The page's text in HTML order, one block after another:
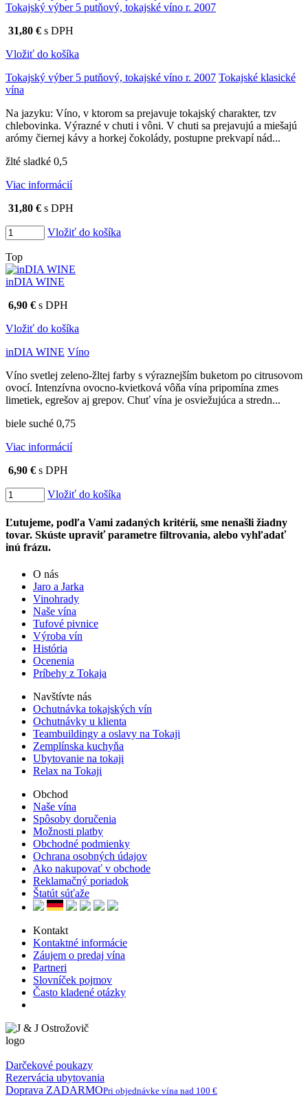
Tokajský výber 5 putňový, tokajské víno r. 2007
31,80 € s DPH
Vložiť do košíka
Tokajský výber 5 putňový, tokajské víno r. 2007 Tokajské klasické
vína
Na jazyku: Víno, v ktorom sa prejavuje tokajský charakter, tzv
chlebovinka. Výrazné v chuti i vôni. V chuti sa prejavujú a miešajú
arómy čiernej kávy a horkej čokolády, postupne prekvapí nád...
žlté sladké 0,5
Viac informácií
31,80 € s DPH
Vložiť do košíka
Top
inDIA WINE
6,90 € s DPH
Vložiť do košíka
inDIA WINE Víno
Víno svetlej zeleno-žltej farby s výraznejším buketom po citrusovom
ovocí. Intenzívna ovocno-kvietková vôňa vína pripomína zmes
limetiek, egrešov aj grepov. Chuť vína je osviežujúca a stredn...
biele suché 0,75
Viac informácií
6,90 € s DPH
Vložiť do košíka
Ľutujeme, podľa Vami zadaných kritérií, sme nenašli žiadny
tovar. Skúste upraviť parametre filtrovania, alebo vyhľadať
inú frázu.
O nás
Jaro a Jarka
Vinohrady
Naše vína
Tufové pivnice
Výroba vín
História
Ocenenia
Príbehy z Tokaja
Navštívte nás
Ochutnávka tokajských vín
Ochutnávky u klienta
Teambuildingy a oslavy na Tokaji
Zemplínska kuchyňa
Ubytovanie na tokaji
Relax na Tokaji
Obchod
Naše vína
Spôsoby doručenia
Možnosti platby
Obchodné podmienky
Ochrana osobných údajov
Ako nakupovať v obchode
Reklamačný poriadok
Štatút súťaže
Kontakt
Kontaktné informácie
Záujem o predaj vína
Partneri
Slovníček pojmov
Často kladené otázky
Darčekové poukazy
Rezervácia ubytovania
Doprava ZADARMOPri objednávke vína nad 100 €